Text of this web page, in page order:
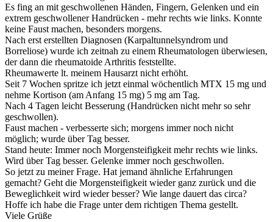
Es fing an mit geschwollenen Händen, Fingern, Gelenken und ein
extrem geschwollener Handrücken - mehr rechts wie links. Konnte
keine Faust machen, besonders morgens.
Nach erst erstellten Diagnosen (Karpaltunnelsyndrom und
Borreliose) wurde ich zeitnah zu einem Rheumatologen überwiesen,
der dann die rheumatoide Arthritis feststellte.
Rheumawerte lt. meinem Hausarzt nicht erhöht.
Seit 7 Wochen spritze ich jetzt einmal wöchentlich MTX 15 mg und
nehme Kortison (am Anfang 15 mg) 5 mg am Tag.
Nach 4 Tagen leicht Besserung (Handrücken nicht mehr so sehr
geschwollen).
Faust machen - verbesserte sich; morgens immer noch nicht
möglich; wurde über Tag besser.
Stand heute: Immer noch Morgensteifigkeit mehr rechts wie links.
Wird über Tag besser. Gelenke immer noch geschwollen.
So jetzt zu meiner Frage. Hat jemand ähnliche Erfahrungen
gemacht? Geht die Morgensteifigkeit wieder ganz zurück und die
Beweglichkeit wird wieder besser? Wie lange dauert das circa?
Hoffe ich habe die Frage unter dem richtigen Thema gestellt.
Viele Grüße